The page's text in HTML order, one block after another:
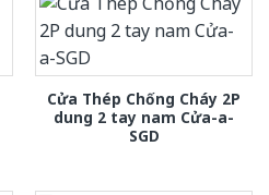
Cửa Thép Chống Cháy 2P
dung 2 tay nam Cửa-a-
SGD